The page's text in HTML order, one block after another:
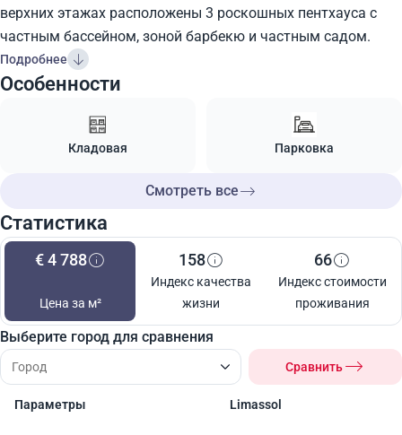
верхних этажах расположены 3 роскошных пентхауса с
частным бассейном, зоной барбекю и частным садом.
Подробнее
Особенности
Кладовая Парковка
Смотреть все
Статистика
€ 4 788
Цена за м²
158
Индекс качества
жизни
66
Индекс стоимости
проживания
Выберите город для сравнения
Сравнить
Параметры Limassol